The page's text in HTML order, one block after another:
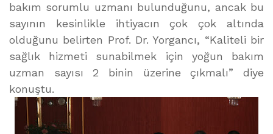
bakım sorumlu uzmanı bulunduğunu, ancak bu
sayının kesinlikle ihtiyacın çok çok altında
olduğunu belirten Prof. Dr. Yorgancı, “Kaliteli bir
sağlık hizmeti sunabilmek için yoğun bakım
uzman sayısı 2 binin üzerine çıkmalı” diye
konuştu.